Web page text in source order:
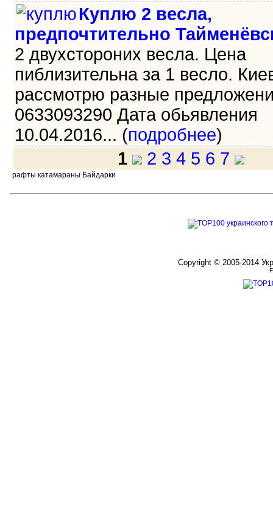
Куплю 2 весла,
предпочтительно
2 двухстороних весла. Цена
пиблизительна за 1 весло.
рассмотрю разные
0633093290 Дата обьявления
10.04.2016... (подробнее)
1
2 3 4 5 6 7
рафты катамараны Байдарки
Copyright © 2005-2014